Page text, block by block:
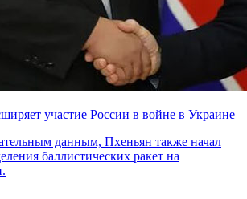
участие России в войне в Украине
данным, Пхеньян также начал
баллистических ракет на